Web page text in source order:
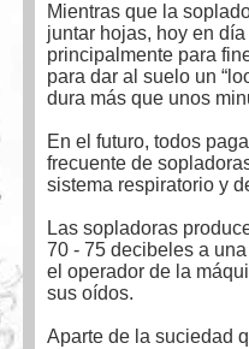
Mientras que la
juntar hojas, hoy en
principalmente para
para dar al suelo un
dura más que unos
En el futuro, todos
frecuente de
sistema respiratorio y
Las sopladoras
70 - 75 decibeles a
el operador de la
sus oídos.
Aparte de la suciedad